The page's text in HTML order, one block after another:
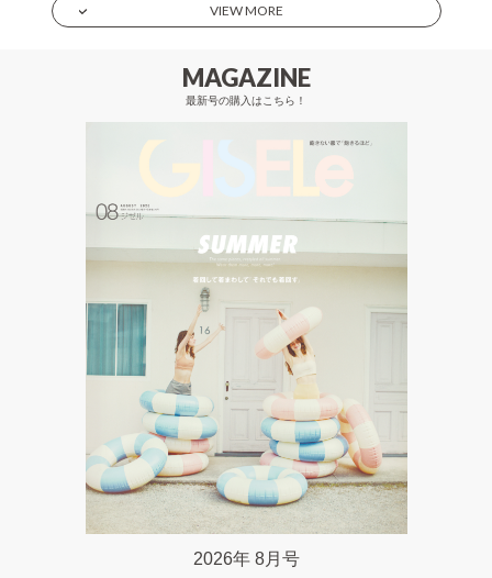
VIEW MORE
MAGAZINE
最新号の購入はこちら！
2026年 8月号